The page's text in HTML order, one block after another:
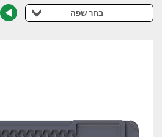
בחר שפה